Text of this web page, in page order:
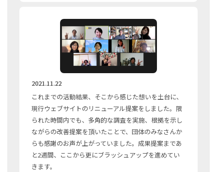
2021.11.22
これまでの活動結果、そこから感じた想いを土台に、
現行ウェブサイトのリニューアル提案をしました。限
られた時間内でも、多角的な調査を実施、根拠を示し
ながらの改善提案を頂いたことで、団体のみなさんか
らも感謝のお声が上がっていました。成果提案まであ
と2週間、ここから更にブラッシュアップを進めてい
きます。